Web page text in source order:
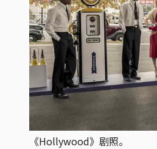
《Hollywood》剧照。